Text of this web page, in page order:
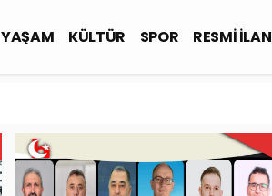
YAŞAM KÜLTÜR SPOR RESMİ İLAN